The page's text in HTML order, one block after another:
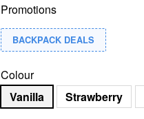
Promotions
BACKPACK DEALS
Colour
Vanilla
Strawberry